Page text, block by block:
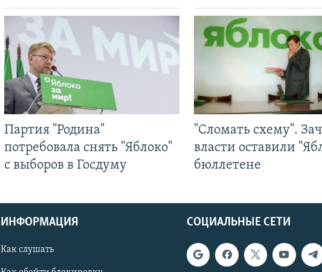
Партия "Родина"
потребовала снять "Яблоко"
с выборов в Госдуму
"Сломать схему".
власти оставили
бюллетене
СОЦИАЛЬНЫЕ СЕТИ
ИНФОРМАЦИЯ
Как слушать